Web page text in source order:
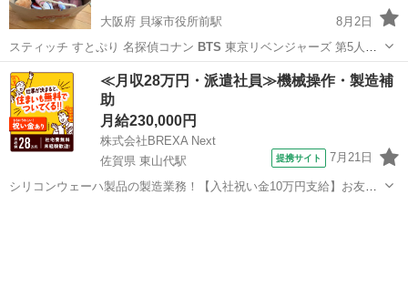
大阪府 貝塚市役所前駅
8月2日
スティッチ すとぷり 名探偵コナン BTS 東京リベンジャーズ 第5人格
その他…
大阪 貝塚市 貝塚市役所前駅 おもちゃ
≪月収28万円・派遣社員≫機械操作・製造補
助
月給230,000円
株式会社BREXA Next
佐賀県 東山代駅
提携サイト 7月21日
シリコンウェーハ製品の製造業務！【入社祝い金10万円支給】お友達